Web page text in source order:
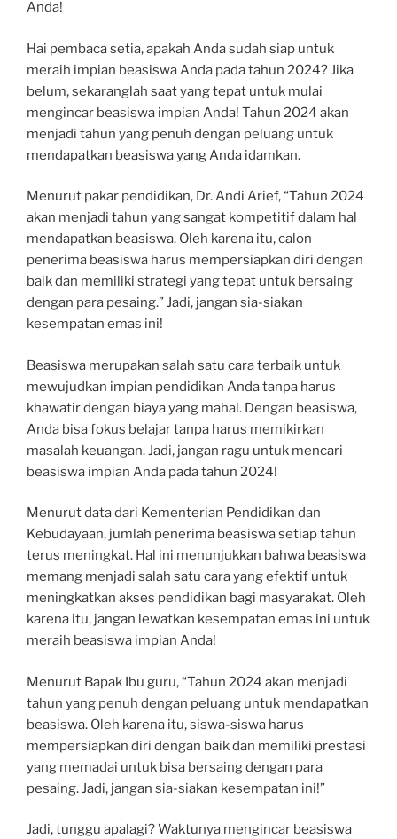
Anda!
Hai pembaca setia, apakah Anda sudah siap untuk
meraih impian beasiswa Anda pada tahun 2024? Jika
belum, sekaranglah saat yang tepat untuk mulai
mengincar beasiswa impian Anda! Tahun 2024 akan
menjadi tahun yang penuh dengan peluang untuk
mendapatkan beasiswa yang Anda idamkan.
Menurut pakar pendidikan, Dr. Andi Arief, “Tahun 2024
akan menjadi tahun yang sangat kompetitif dalam hal
mendapatkan beasiswa. Oleh karena itu, calon
penerima beasiswa harus mempersiapkan diri dengan
baik dan memiliki strategi yang tepat untuk bersaing
dengan para pesaing.” Jadi, jangan sia-siakan
kesempatan emas ini!
Beasiswa merupakan salah satu cara terbaik untuk
mewujudkan impian pendidikan Anda tanpa harus
khawatir dengan biaya yang mahal. Dengan beasiswa,
Anda bisa fokus belajar tanpa harus memikirkan
masalah keuangan. Jadi, jangan ragu untuk mencari
beasiswa impian Anda pada tahun 2024!
Menurut data dari Kementerian Pendidikan dan
Kebudayaan, jumlah penerima beasiswa setiap tahun
terus meningkat. Hal ini menunjukkan bahwa beasiswa
memang menjadi salah satu cara yang efektif untuk
meningkatkan akses pendidikan bagi masyarakat. Oleh
karena itu, jangan lewatkan kesempatan emas ini untuk
meraih beasiswa impian Anda!
Menurut Bapak Ibu guru, “Tahun 2024 akan menjadi
tahun yang penuh dengan peluang untuk mendapatkan
beasiswa. Oleh karena itu, siswa-siswa harus
mempersiapkan diri dengan baik dan memiliki prestasi
yang memadai untuk bisa bersaing dengan para
pesaing. Jadi, jangan sia-siakan kesempatan ini!”
Jadi, tunggu apalagi? Waktunya mengincar beasiswa